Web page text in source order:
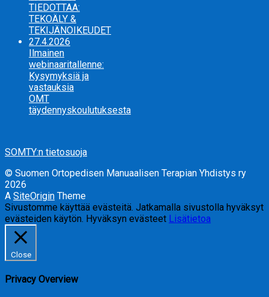
TIEDOTTAA:
TEKOÄLY &
TEKIJÄNOIKEUDET
27.4.2026
Ilmainen
webinaaritallenne:
Kysymyksiä ja
vastauksia
OMT
täydennyskoulutuksesta
SOMTY:n tietosuoja
© Suomen Ortopedisen Manuaalisen Terapian Yhdistys ry
2026
A SiteOrigin Theme
Sivustomme käyttää evästeitä. Jatkamalla sivustolla hyväksyt
evästeiden käytön. Hyväksyn evästeet Lisätietoa
Close
Privacy Overview